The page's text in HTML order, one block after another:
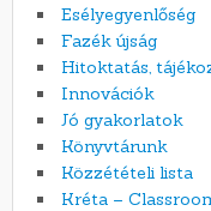
Esélyegyenlőség
Fazék újság
Hitoktatás,
Innovációk
Jó gyakorlatok
Könyvtárunk
Közzétételi lista
Kréta –